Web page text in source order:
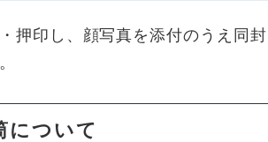
押印し、顔写真を添付のうえ同
について